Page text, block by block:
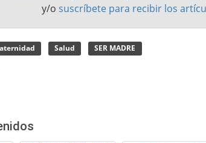
y/o suscríbete para recibir los
Salud SER MADRE